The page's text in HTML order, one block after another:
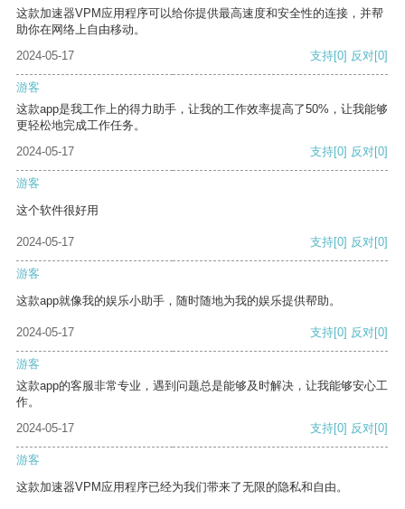
这款加速器VPM应用程序可以给你提供最高速度和安全性的连接，并帮
助你在网络上自由移动。
2024-05-17
支持[0] 反对[0]
游客
这款app是我工作上的得力助手，让我的工作效率提高了50%，让我能够
更轻松地完成工作任务。
2024-05-17
支持[0] 反对[0]
游客
这个软件很好用
2024-05-17 支持[0] 反对[0]
游客
这款app就像我的娱乐小助手，随时随地为我的娱乐提供帮助。
2024-05-17 支持[0] 反对[0]
游客
这款app的客服非常专业，遇到问题总是能够及时解决，让我能够安心工
作。
2024-05-17
支持[0] 反对[0]
游客
这款加速器VPM应用程序已经为我们带来了无限的隐私和自由。